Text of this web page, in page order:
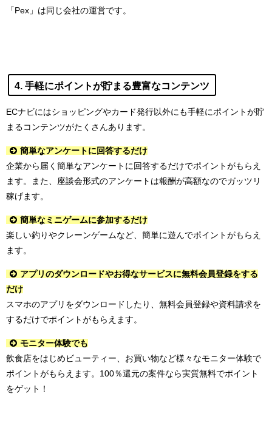
「Pex」は同じ会社の運営です。
4. 手軽にポイントが貯まる豊富なコンテンツ
ECナビにはショッピングやカード発行以外にも手軽にポイントが貯
まるコンテンツがたくさんあります。
簡単なアンケートに回答するだけ
企業から届く簡単なアンケートに回答するだけでポイントがもらえ
ます。また、座談会形式のアンケートは報酬が高額なのでガッツリ
稼げます。
簡単なミニゲームに参加するだけ
楽しい釣りやクレーンゲームなど、簡単に遊んでポイントがもらえ
ます。
アプリのダウンロードやお得なサービスに無料会員登録をする
だけ
スマホのアプリをダウンロードしたり、無料会員登録や資料請求を
するだけでポイントがもらえます。
モニター体験でも
飲食店をはじめビューティー、お買い物など様々なモニター体験で
ポイントがもらえます。100％還元の案件なら実質無料でポイント
をゲット！